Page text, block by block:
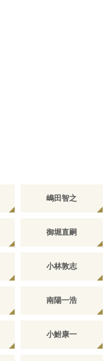
嶋田智之
御堀直嗣
小林敦志
南陽一浩
小鮒康一